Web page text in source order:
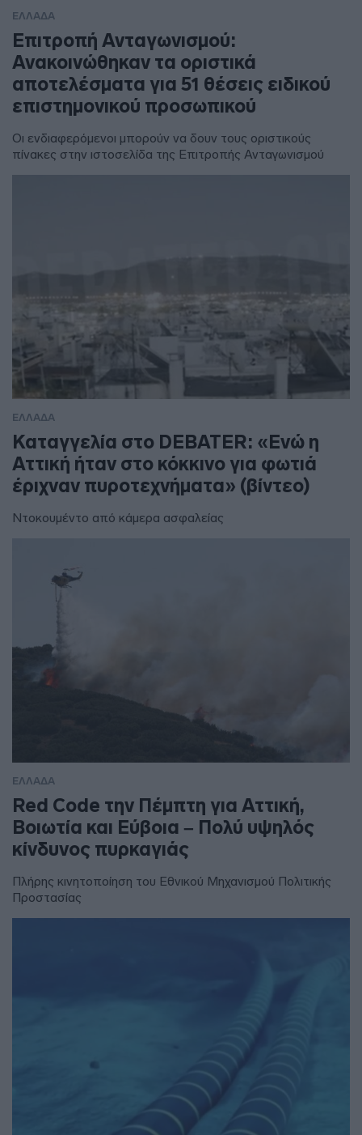
ΕΛΛΑΔΑ
Επιτροπή Ανταγωνισμού:
Ανακοινώθηκαν τα οριστικά
αποτελέσματα για 51 θέσεις ειδικού
επιστημονικού προσωπικού
Οι ενδιαφερόμενοι μπορούν να δουν τους οριστικούς
πίνακες στην ιστοσελίδα της Επιτροπής Ανταγωνισμού
ΕΛΛΑΔΑ
Καταγγελία στο DEBATER: «Ενώ η
Αττική ήταν στο κόκκινο για φωτιά
έριχναν πυροτεχνήματα» (βίντεο)
Ντοκουμέντο από κάμερα ασφαλείας
ΕΛΛΑΔΑ
Red Code την Πέμπτη για Αττική,
Βοιωτία και Εύβοια – Πολύ υψηλός
κίνδυνος πυρκαγιάς
Πλήρης κινητοποίηση του Εθνικού Μηχανισμού Πολιτικής
Προστασίας